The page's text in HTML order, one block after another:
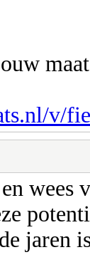
v/
wees
jaren